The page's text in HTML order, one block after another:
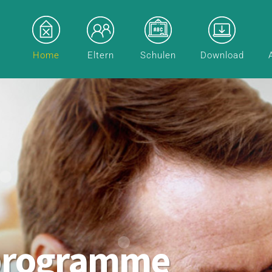
Home Eltern Schulen Download